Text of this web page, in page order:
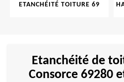
ETANCHÉITÉ TOITURE 69
Etanchéité de
Consorce 69280